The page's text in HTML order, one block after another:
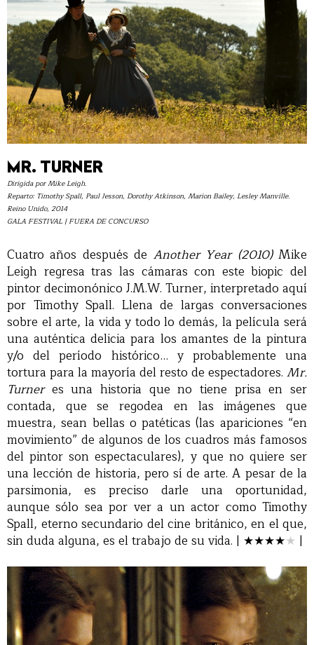
MR. TURNER
Dirigida por Mike Leigh.
Reparto: Timothy Spall, Paul Jesson, Dorothy Atkinson, Marion Bailey, Lesley Manville.
Reino Unido, 2014
GALA FESTIVAL | FUERA DE CONCURSO
Cuatro años después de Another Year (2010)Mike
Leigh regresa tras las cámaras con este biopic del
pintor decimonónico J.M.W. Turner, interpretado aquí
por Timothy Spall. Llena de largas conversaciones
sobre el arte, la vida y todo lo demás, la película será
una auténtica delicia para los amantes de la pintura
y/o del período histórico… y probablemente una
tortura para la mayoría del resto de espectadores. Mr.
Turneres una historia que no tiene prisa en ser
contada, que se regodea en las imágenes que
muestra, sean bellas o patéticas (las apariciones “en
movimiento” de algunos de los cuadros más famosos
del pintor son espectaculares), y que no quiere ser
una lección de historia, pero sí de arte. A pesar de la
parsimonia, es preciso darle una oportunidad,
aunque sólo sea por ver a un actor como Timothy
Spall, eterno secundario del cine británico, en el que,
sin duda alguna, es el trabajo de su vida. | ★★★★★ |